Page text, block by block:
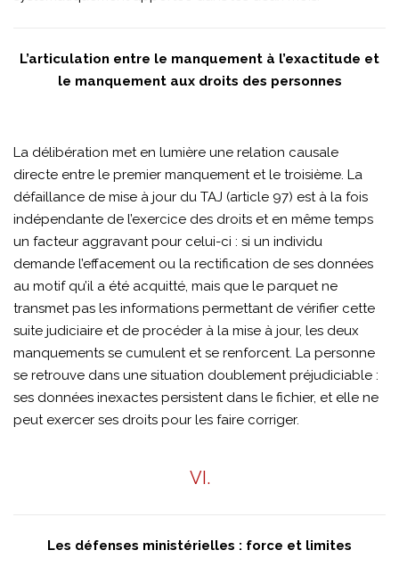
L’articulation entre le manquement à l’exactitude et
le manquement aux droits des personnes
La délibération met en lumière une relation causale
directe entre le premier manquement et le troisième. La
défaillance de mise à jour du TAJ (article 97) est à la fois
indépendante de l’exercice des droits et en même temps
un facteur aggravant pour celui-ci : si un individu
demande l’effacement ou la rectification de ses données
au motif qu’il a été acquitté, mais que le parquet ne
transmet pas les informations permettant de vérifier cette
suite judiciaire et de procéder à la mise à jour, les deux
manquements se cumulent et se renforcent. La personne
se retrouve dans une situation doublement préjudiciable :
ses données inexactes persistent dans le fichier, et elle ne
peut exercer ses droits pour les faire corriger.
VI.
Les défenses ministérielles : force et limites